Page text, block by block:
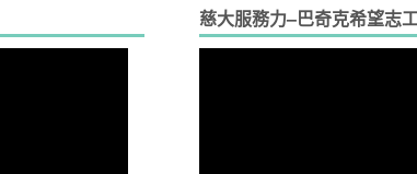
慈大服務力–巴奇克希望志